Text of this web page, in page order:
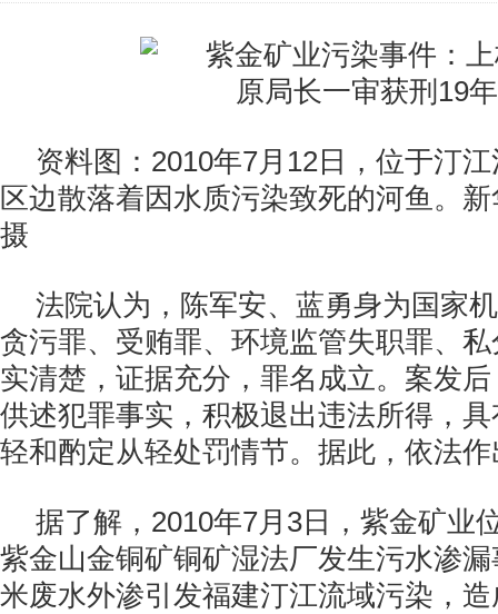
资料图：2010年7月12日，位于汀
区边散落着因水质污染致死的河鱼。
摄
法院认为，陈军安、蓝勇身为国家
贪污罪、受贿罪、环境监管失职罪、
实清楚，证据充分，罪名成立。案发
供述犯罪事实，积极退出违法所得，
轻和酌定从轻处罚情节。据此，依法
据了解，2010年7月3日，紫金矿业
紫金山金铜矿铜矿湿法厂发生污水渗
米废水外渗引发福建汀江流域污染，